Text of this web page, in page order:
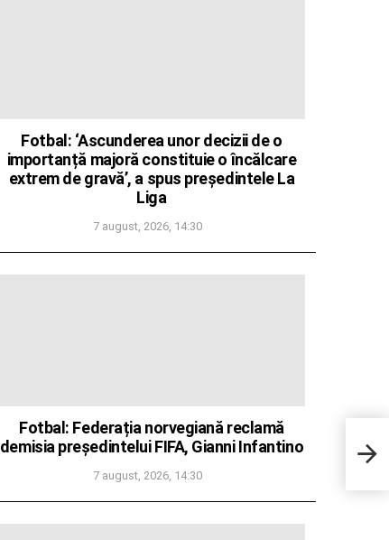
pe 4
Fotbal: ‘Ascunderea unor decizii de o
importanță majoră constituie o încălcare
extrem de gravă’, a spus președintele La
Liga
7 august, 2026, 14:30
Fotbal: Federația norvegiană reclamă
demisia președintelui FIFA, Gianni Infantino
7 august, 2026, 14:30